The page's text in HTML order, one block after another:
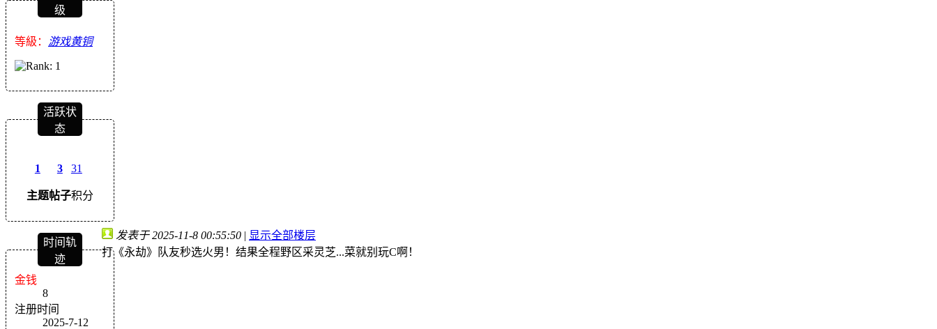
级
等級： 游戏黄铜
活跃状
态
1
主题
3
帖子
31
积分
时间轨
迹
金钱
8
注册时间
2025-7-12
发表于 2025-11-8 00:55:50 | 显示全部楼层
打《永劫》队友秒选火男！结果全程野区采灵芝...菜就别玩C啊！